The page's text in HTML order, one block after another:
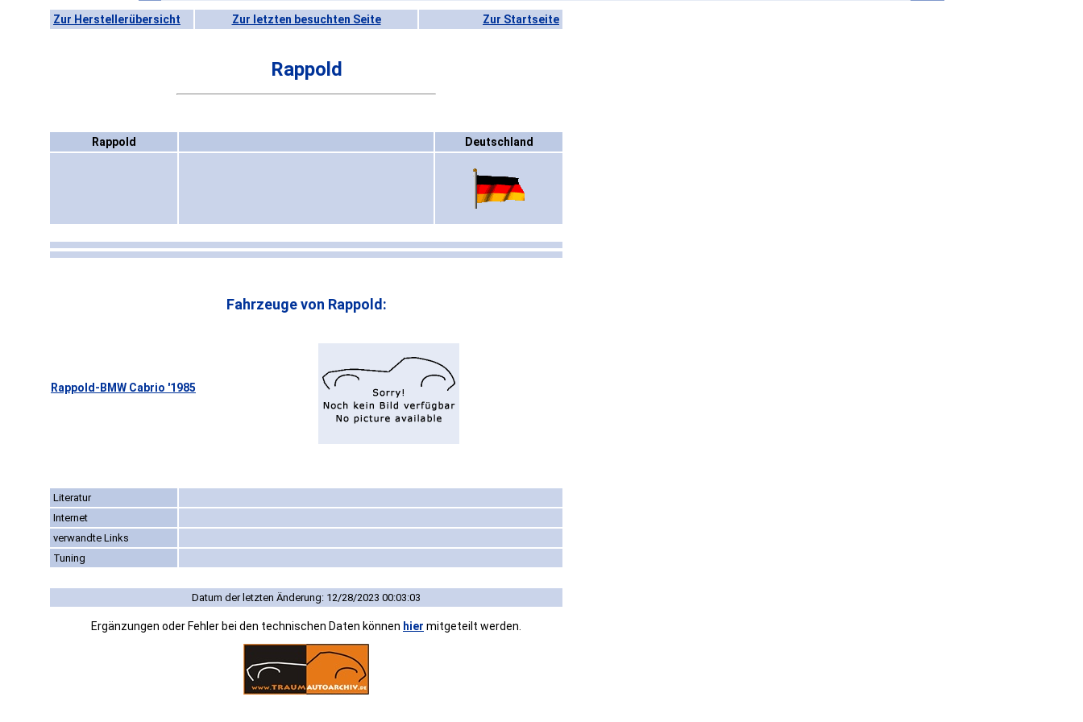
Zur Herstellerübersicht Zur letzten besuchten Seite Zur Startseite
Rappold
Rappold Deutschland
Fahrzeuge von Rappold:
Rappold-BMW Cabrio '1985
Literatur
Internet
verwandte Links
Tuning
Datum der letzten Änderung: 12/28/2023 00:03:03
Ergänzungen oder Fehler bei den technischen Daten können hier mitgeteilt werden.